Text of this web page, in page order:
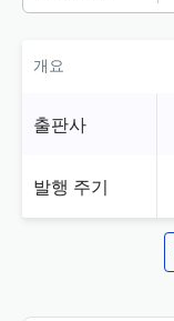
개요
출판사
발행 주기